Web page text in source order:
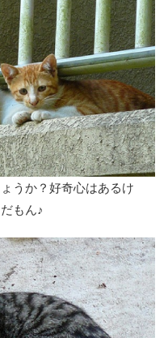
うか？好奇心はあるけ
もん♪